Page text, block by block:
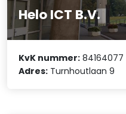
Helo ICT B.V.
KvK nummer: 84164077
Adres: Turnhoutlaan 9